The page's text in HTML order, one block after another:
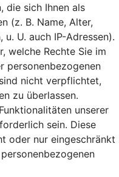
die sich Ihnen als
(z. B. Name, Alter,
U. auch IP-Adressen).
welche Rechte Sie im
personenbezogenen
nicht verpflichtet,
zu überlassen.
unserer
sein. Diese
oder nur eingeschränkt